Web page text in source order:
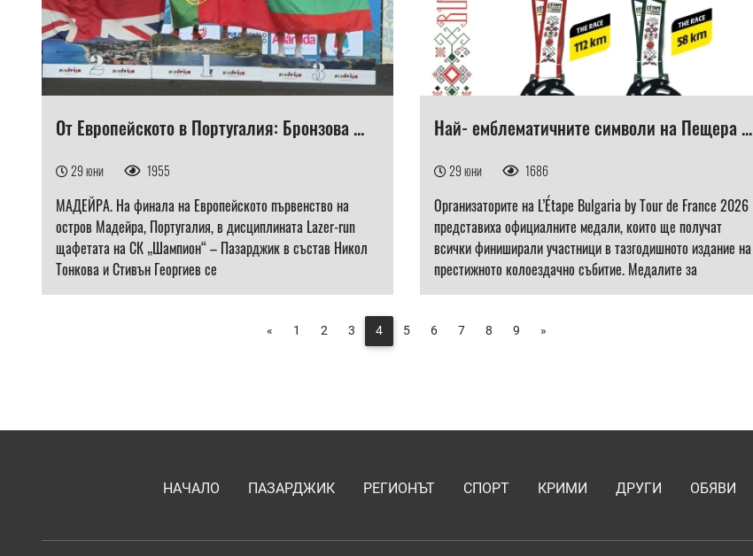
От Европейското в Португалия: Бронзова ...
29 юни 1955
МАДЕЙРА. На финала на Европейското първенство на
остров Мадейра, Португалия, в дисциплината Lazer-run
щафетата на СК „Шампион“ – Пазарджик в състав Никол
Тонкова и Стивън Георгиев се
Най- емблематичните символи на Пещера ...
29 юни 1686
Организаторите на L’Étape Bulgaria by Tour de France 2026
представиха официалните медали, които ще получат
всички финиширали участници в тазгодишното издание на
престижното колоездачно събитие. Медалите за
« 1 2 3 4 5 6 7 8 9 »
НАЧАЛО ПАЗАРДЖИК РЕГИОНЪТ СПОРТ КРИМИ ДРУГИ ОБЯВИ